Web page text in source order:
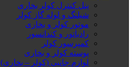
پنل کنترل کولر بخاری
شیلنگ و لوله گاز کولر
موتور کولر و بخاری
رادیاتور و کندانسور
کمپرسور کولر
پوسته کولر و بخاری
لوازم جانبی (کولر – بخاری)